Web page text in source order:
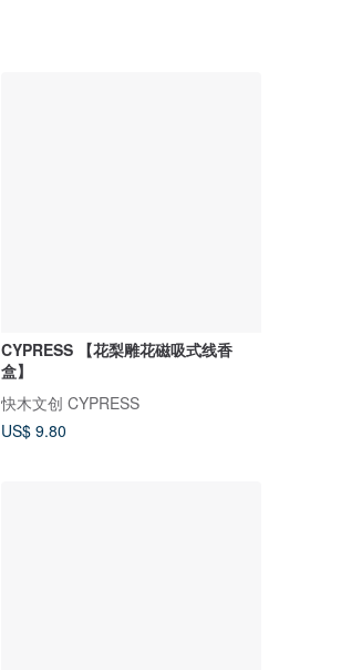
CYPRESS 【花梨雕花磁吸式线香
盒】
快木文创 CYPRESS
US$ 9.80